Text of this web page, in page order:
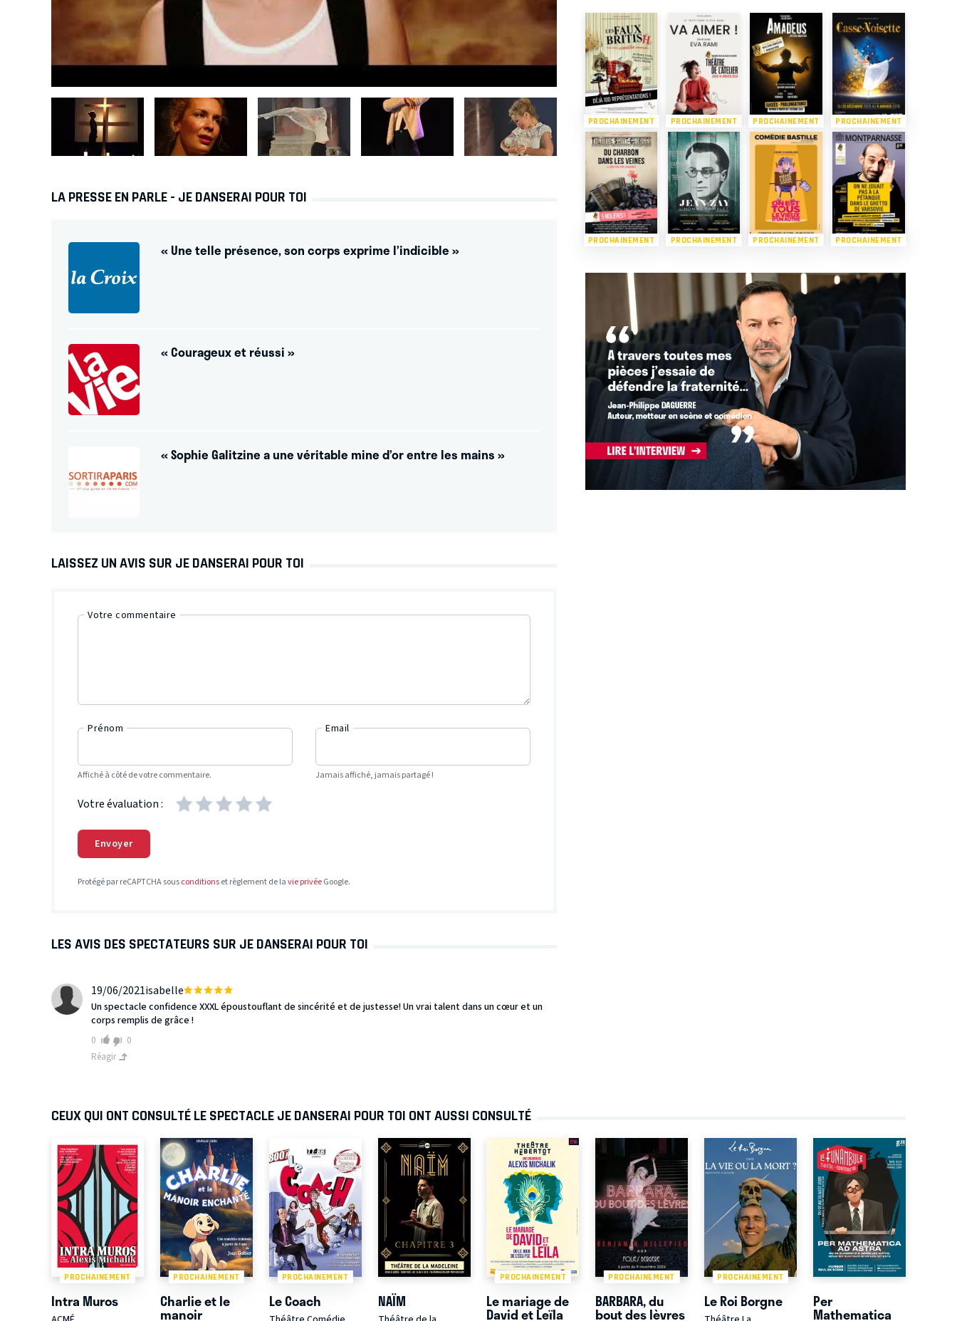
LA PRESSE EN PARLE - JE DANSERAI POUR TOI
« Une telle présence, son corps exprime l’indicible »
« Courageux et réussi »
« Sophie Galitzine a une véritable mine d’or entre les mains »
LAISSEZ UN AVIS SUR JE DANSERAI POUR TOI
Votre commentaire
Prénom
Affiché à côté de votre commentaire.
Email
Jamais affiché, jamais partagé !
Votre évaluation :
Envoyer
Protégé par reCAPTCHA sousconditionset règlement de lavie privéeGoogle.
LES AVIS DES SPECTATEURS SUR JE DANSERAI POUR TOI
19/06/2021isabelle
Un spectacle confidence XXXL époustouflant de sincérité et de justesse! Un vrai talent dans un cœur et un
corps remplis de grâce !
0
0
Réagir
PROCHAINEMENT PROCHAINEMENT PROCHAINEMENT PROCHAINEMENT
PROCHAINEMENT PROCHAINEMENT PROCHAINEMENT PROCHAINEMENT
CEUX QUI ONT CONSULTÉ LE SPECTACLE JE DANSERAI POUR TOI ONT AUSSI CONSULTÉ
PROCHAINEMENT
Intra Muros
PROCHAINEMENT
Charlie et le
manoir
PROCHAINEMENT
Le Coach NAÏM
PROCHAINEMENT
Le mariage de
David et Leïla
PROCHAINEMENT
BARBARA, du
bout des lèvres
PROCHAINEMENT
Le Roi Borgne Per
Mathematica